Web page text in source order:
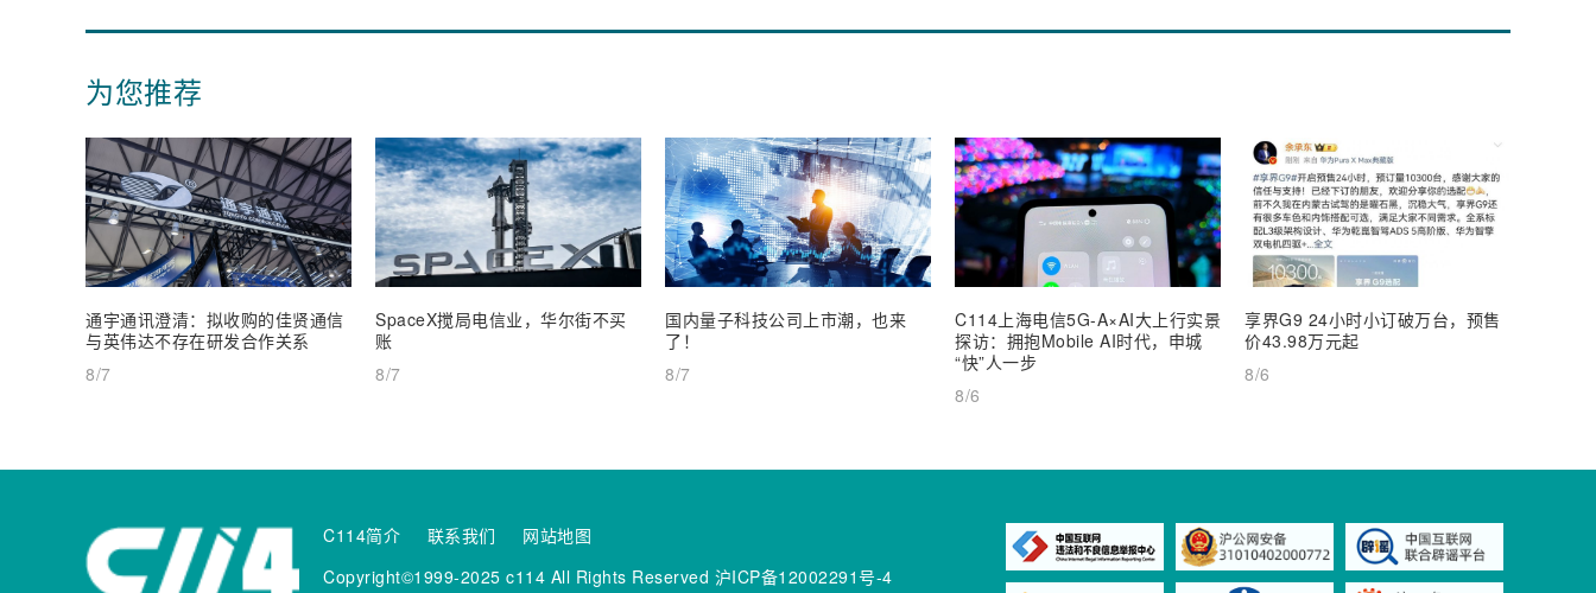
为您推荐
通宇通讯澄清：拟收购的佳贤通信
与英伟达不存在研发合作关系
8/7
SpaceX搅局电信业，华尔街不买
账
8/7
国内量子科技公司上市潮，也来
了！
8/7
C114上海电信5G-A×AI大上行实景
探访：拥抱Mobile AI时代，申城
“快”人一步
8/6
享界G9 24小时小订破万台，预售
价43.98万元起
8/6
C114简介 联系我们
网站地图
Copyright©1999-2025 c114 All Rights Reserved 沪ICP备12002291号-4